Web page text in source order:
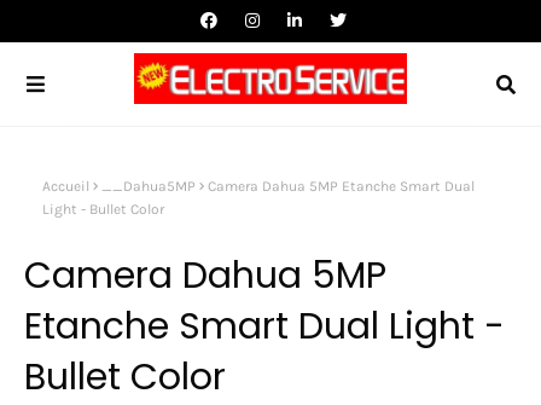
Accueil __Dahua5MP
Camera Dahua 5MP Etanche Smart Dual
Light - Bullet Color
Camera Dahua 5MP
Etanche Smart Dual Light -
Bullet Color